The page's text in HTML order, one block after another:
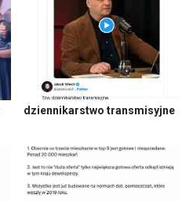
dziennikarstwo transmisyjne